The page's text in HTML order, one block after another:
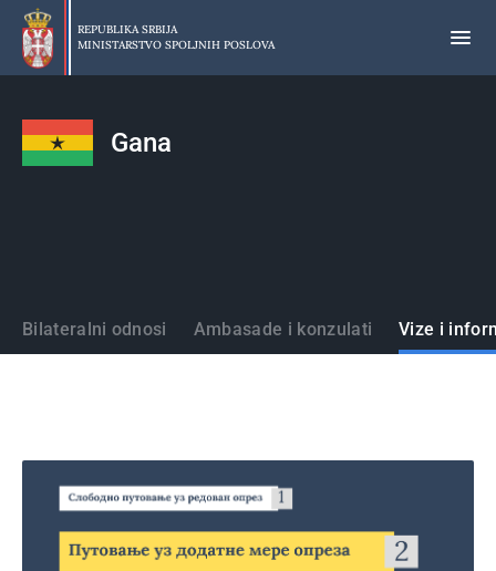
Preskoči
glavni
deo
REPUBLIKA SRBIJA
MINISTARSTVO SPOLJNIH POSLOVA
Gana
Države
Bilateralni odnosi Ambasade i konzulati Vize i